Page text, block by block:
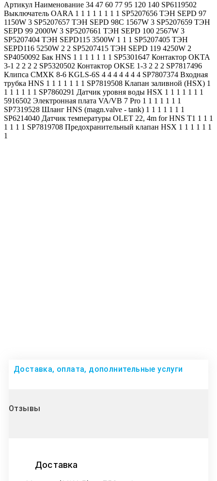
Артикул Наименование 34 47 60 77 95 120 140 SP6119502
Выключатель OARA 1 1 1 1 1 1 1 1 SP5207656 ТЭН SEPD 97
1150W 3 SP5207657 ТЭН SEPD 98C 1567W 3 SP5207659 ТЭН
SEPD 99 2000W 3 SP5207661 ТЭН SEPD 100 2567W 3
SP5207404 ТЭН SEPD115 3500W 1 1 1 SP5207405 ТЭН
SEPD116 5250W 2 2 SP5207415 ТЭН SEPD 119 4250W 2
SP4050092 Бак HNS 1 1 1 1 1 1 1 SP5301647 Контактор OKTA
3-1 2 2 2 2 SP5320502 Контактор OKSE 1-3 2 2 2 SP7817496
Клипса CMXK 8-6 KGLS-6S 4 4 4 4 4 4 4 SP7807374 Входная
трубка HNS 1 1 1 1 1 1 1 SP7819508 Клапан заливной (HSX) 1
1 1 1 1 1 1 SP7860291 Датчик уровня воды HSX 1 1 1 1 1 1 1
5916502 Электронная плата VA/VB 7 Pro 1 1 1 1 1 1 1
SP7319528 Шланг HNS (magn.valve - tank) 1 1 1 1 1 1 1
SP6214040 Датчик температуры OLET 22, 4m for HNS T1 1 1 1
1 1 1 1 SP7819708 Предохранительный клапан HSX 1 1 1 1 1 1
1
Доставка, оплата, дополнительные услуги
Отзывы
Доставка